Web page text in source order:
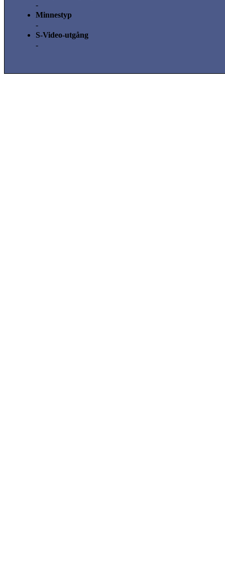
-
Minnestyp
-
S-Video-utgång
-